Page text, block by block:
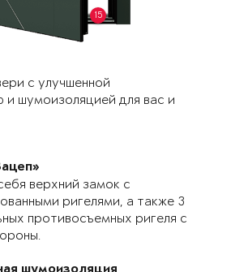
15
с улучшенной
и шумоизоляцией для вас и
верхний замок с
ригелями, а также 3
противосъемных ригеля с